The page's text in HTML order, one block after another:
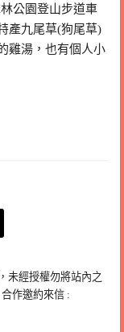
公園登山步道車
產九尾草(狗尾草)
雞湯，也有個人小
未經授權勿將站內之
作邀約來信 :